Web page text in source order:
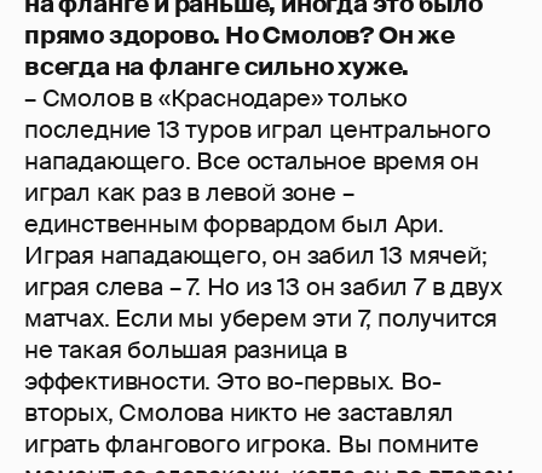
прямо здорово. Но Смолов? Он же
всегда на фланге сильно хуже.
– Смолов в «Краснодаре» только
последние 13 туров играл центрального
нападающего. Все остальное время он
играл как раз в левой зоне –
единственным форвардом был Ари.
Играя нападающего, он забил 13 мячей;
играя слева – 7. Но из 13 он забил 7 в двух
матчах. Если мы уберем эти 7, получится
не такая большая разница в
эффективности. Это во-первых. Во-
вторых, Смолова никто не заставлял
играть флангового игрока. Вы помните